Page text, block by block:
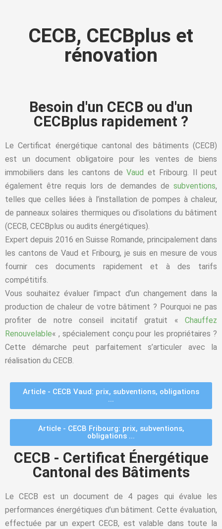
CECB, CECBplus et
rénovation
Besoin d'un CECB ou d'un
CECBplus rapidement ?
Le Certificat énergétique cantonal des bâtiments (CECB)
est un document obligatoire pour les ventes de biens
immobiliers dans les cantons deVaud et Fribourg. Il peut
également être requis lors de demandes de subventions,
telles que celles liées à l’installation depompes à chaleur,
de panneaux solaires thermiques ou d’isolations du bâtiment
(CECB, CECBplus ou audits énergétiques).
Expert depuis 2016 en Suisse Romande, principalement dans
les cantons de Vaud et Fribourg, je suis en mesure de vous
fournir ces documents rapidement et à des tarifs
compétitifs.
Vous souhaitez évaluer l’impact d’un changement dans la
production de chaleur de votre bâtiment ? Pourquoi ne pas
profiter de notre conseil incitatif gratuit « Chauffez
Renouvelable« , spécialement conçu pour les propriétaires ?
Cette démarche peut parfaitement s’articuler avec la
réalisation du CECB.
Article - CECB Vaud: prix, subventions, obligations
...
Article - CECB Fribourg: prix, subventions,
obligations ...
CECB - Certificat Énergétique
Cantonal des Bâtiments
LeCECB est un document de 4 pages qui évalue les
performances énergétiques d’un bâtiment. Cette évaluation,
effectuée par un expert CECB, est valable dans toute la